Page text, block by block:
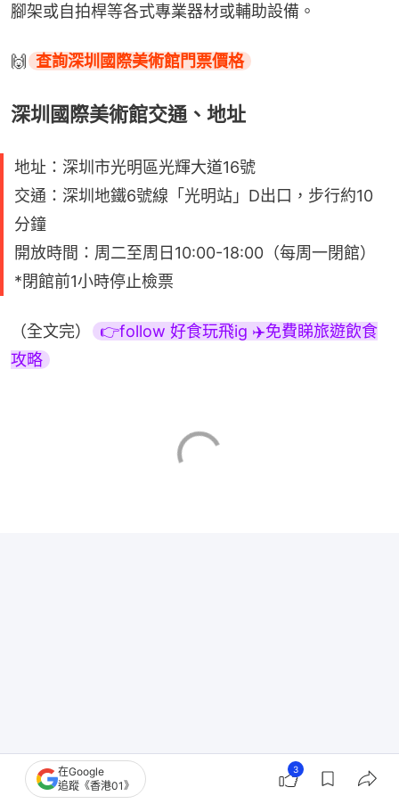
腳架或自拍桿等各式專業器材或輔助設備。
🙌 查詢深圳國際美術館門票價格
深圳國際美術館交通、地址
地址：深圳市光明區光輝大道16號
交通：深圳地鐵6號線「光明站」D出口，步行約10
分鐘
開放時間：周二至周日10:00-18:00（每周一閉館）
*閉館前1小時停止檢票
（全文完）
👉follow 好食玩飛ig ✈️免費睇旅遊飲食
攻略
在Google
追蹤《香港01》
3